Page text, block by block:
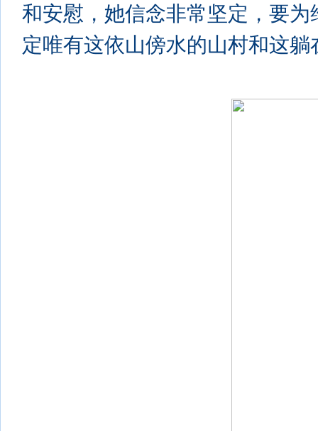
和安慰，她信念非常坚定，要
定唯有这依山傍水的山村和这